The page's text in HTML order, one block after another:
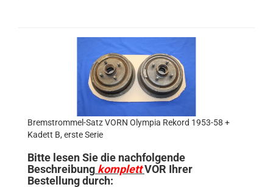
Bremstrommel-Satz VORN Olympia Rekord 1953-58 +
Kadett B, erste Serie
Bitte lesen Sie die nachfolgende
Beschreibung komplettVOR Ihrer
Bestellung durch: